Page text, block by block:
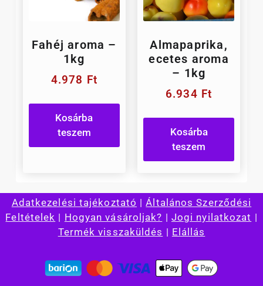
Fahéj aroma –
1kg
4.978 Ft
Kosárba
teszem
Almapaprika,
ecetes aroma
– 1kg
6.934 Ft
Kosárba
teszem
Adatkezelési tajékoztató |Általános Szerződési
Feltételek | Hogyan vásároljak? | Jogi nyilatkozat |
Termék visszaküldés | Elállás